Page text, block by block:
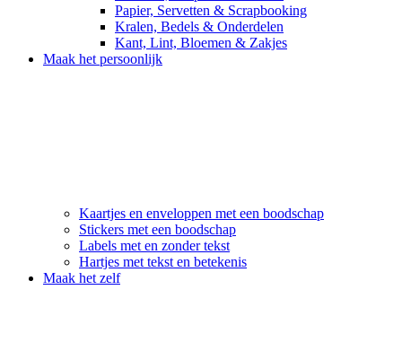
Papier, Servetten & Scrapbooking
Kralen, Bedels & Onderdelen
Kant, Lint, Bloemen & Zakjes
Maak het persoonlijk
Kaartjes en enveloppen met een boodschap
Stickers met een boodschap
Labels met en zonder tekst
Hartjes met tekst en betekenis
Maak het zelf